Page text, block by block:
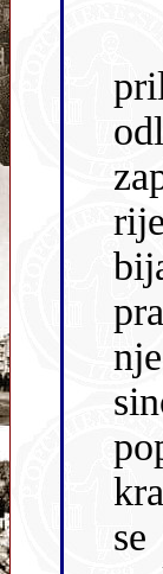
bijaše
njegova
popustiti i pomiriti
se